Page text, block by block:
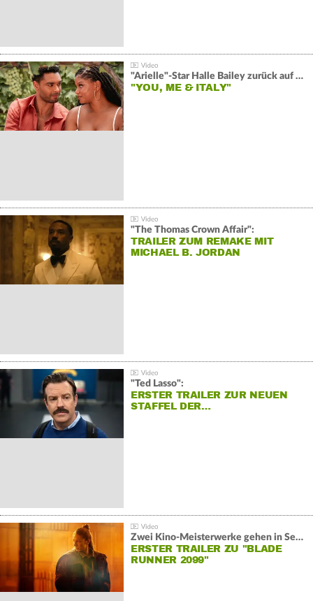
"Arielle"-Star Halle Bailey zurück auf der Leinwand:
"YOU, ME & ITALY"
"The Thomas Crown Affair":
TRAILER ZUM REMAKE MIT
MICHAEL B. JORDAN
"Ted Lasso":
ERSTER TRAILER ZUR NEUEN
STAFFEL DER…
Zwei Kino-Meisterwerke gehen in Serie:
ERSTER TRAILER ZU "BLADE
RUNNER 2099"